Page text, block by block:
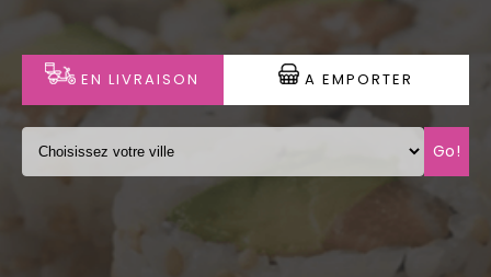
NOTRE RESTAURANT
VOS AVIS
MENTIONS LÉGALES
C.G.V
EN LIVRAISON A EMPORTER
Go!